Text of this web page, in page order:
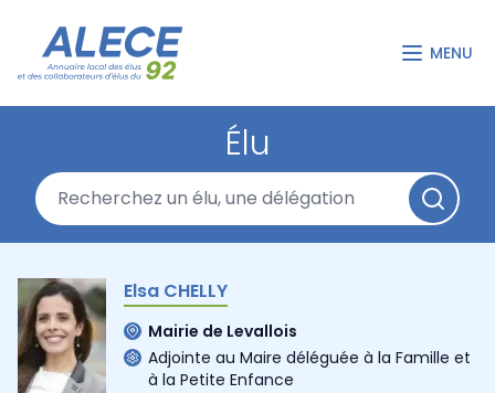
MENU
Élu
Elsa CHELLY
Mairie de Levallois
Adjointe au Maire déléguée à la Famille et
à la Petite Enfance